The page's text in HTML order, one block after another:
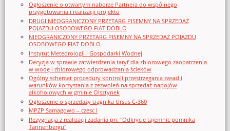
Ogłoszenie o otwartym naborze Partnera do wspólnego
przygotowania i realizacji projektu
DRUGI NIEOGRANICZONY PRZETARG PISEMNY NA SPRZEDAŻ
POJAZDU OSOBOWEGO FIAT DOBLO
NIEOGRANICZONY PRZETARG PISEMNY NA SPRZEDAŻ POJAZDU
OSOBOWEGO FIAT DOBLO
Instytut Meteorologii i Gospodarki Wodnej
Decyzja w sprawie zatwierdzenia taryf dla zbiorowego zaopatrzenia
w wodę i zbiorowego odprowadzania ścieków
Ogólny schemat procedury kontroli przestrzegania zasad i
warunków korzystania z zezwoleń na sprzedaż napojów
alkoholowych w gminie Olsztynek
Ogłoszenie o sprzedaży ciągnika Ursus C-360
MPZP Samagowo – czesc I
Rezygnacja z realizacji zadania pn. "Odkrycie tajemnic pomnika
Tannenbergu"